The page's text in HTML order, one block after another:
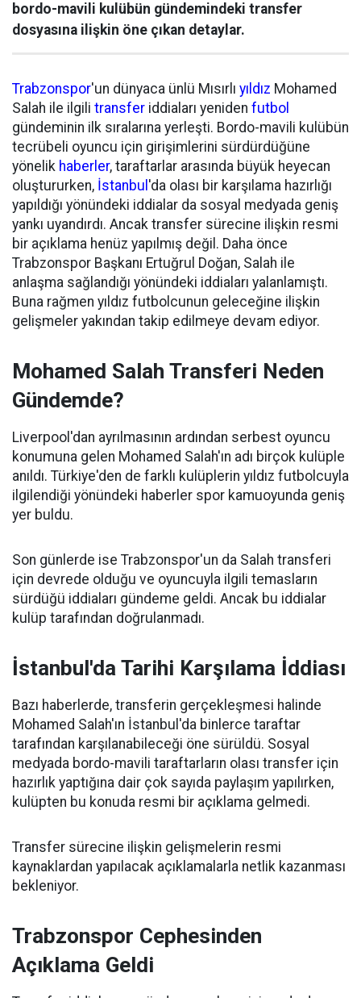
bordo-mavili kulübün gündemindeki transfer
dosyasına ilişkin öne çıkan detaylar.
Trabzonspor'un dünyaca ünlü Mısırlı yıldız Mohamed
Salah ile ilgili transfer iddiaları yeniden futbol
gündeminin ilk sıralarına yerleşti. Bordo-mavili kulübün
tecrübeli oyuncu için girişimlerini sürdürdüğüne
yönelik haberler, taraftarlar arasında büyük heyecan
oluştururken, İstanbul 'da olası bir karşılama hazırlığı
yapıldığı yönündeki iddialar da sosyal medyada geniş
yankı uyandırdı. Ancak transfer sürecine ilişkin resmi
bir açıklama henüz yapılmış değil. Daha önce
Trabzonspor Başkanı Ertuğrul Doğan, Salah ile
anlaşma sağlandığı yönündeki iddiaları yalanlamıştı.
Buna rağmen yıldız futbolcunun geleceğine ilişkin
gelişmeler yakından takip edilmeye devam ediyor.
Mohamed Salah Transferi Neden
Gündemde?
Liverpool'dan ayrılmasının ardından serbest oyuncu
konumuna gelen Mohamed Salah'ın adı birçok kulüple
anıldı. Türkiye'den de farklı kulüplerin yıldız futbolcuyla
ilgilendiği yönündeki haberler spor kamuoyunda geniş
yer buldu.
Son günlerde ise Trabzonspor'un da Salah transferi
için devrede olduğu ve oyuncuyla ilgili temasların
sürdüğü iddiaları gündeme geldi. Ancak bu iddialar
kulüp tarafından doğrulanmadı.
İstanbul'da Tarihi Karşılama İddiası
Bazı haberlerde, transferin gerçekleşmesi halinde
Mohamed Salah'ın İstanbul'da binlerce taraftar
tarafından karşılanabileceği öne sürüldü. Sosyal
medyada bordo-mavili taraftarların olası transfer için
hazırlık yaptığına dair çok sayıda paylaşım yapılırken,
kulüpten bu konuda resmi bir açıklama gelmedi.
Transfer sürecine ilişkin gelişmelerin resmi
kaynaklardan yapılacak açıklamalarla netlik kazanması
bekleniyor.
Trabzonspor Cephesinden
Açıklama Geldi